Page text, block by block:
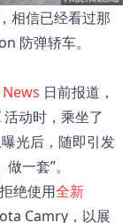
相信已经看过那
防弹轿车。
日前报道，
动时，乘坐了
光后，随即引发
一套”。
绝使用全新
Camry，以展